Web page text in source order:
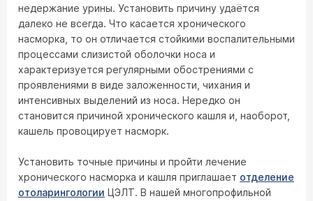
недержание урины. Установить причину удаётся
далеко не всегда. Что касается хронического
насморка, то он отличается стойкими воспалительными
процессами слизистой оболочки носа и
характеризуется регулярными обострениями с
проявлениями в виде заложенности, чихания и
интенсивных выделений из носа. Нередко он
становится причиной хронического кашля и, наоборот,
кашель провоцирует насморк.
Установить точные причины и пройти лечение
хронического насморка и кашля приглашает отделение
отоларингологии ЦЭЛТ. В нашей многопрофильной